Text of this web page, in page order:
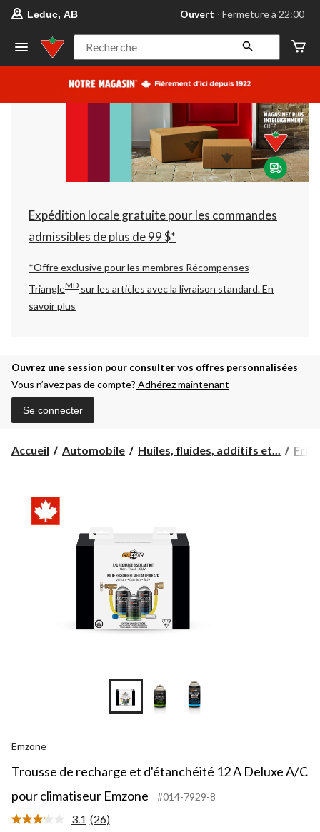
votre
préféré
Leduc,
AB,
courament
Fermeture
à
22:00
cliquer
pour
changer
Leduc, AB Ouvert ⋅ Fermeture à 22:00
Recherche
Expédition locale gratuite pour les commandes
admissibles de plus de 99 $*
*Offre exclusive pour les membres Récompenses
TriangleMD sur les articles avec la livraison standard.En
savoir plus
Ouvrez une session pour consulter vos offres personnalisées
Vous n’avez pas de compte? Adhérez maintenant
Se connecter
Accueil Automobile Huiles, fluides, additifs et...
Emzone
Trousse de recharge et d'étanchéité 12 A Deluxe A/C
pour climatiseur Emzone
#014-7929-8
3.1 Lire
(26)